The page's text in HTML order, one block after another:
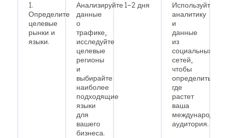
1.
Определите
целевые
рынки и
языки.
Анализируйте
данные
о
трафике,
исследуйте
целевые
регионы
и
выбирайте
наиболее
подходящие
языки
для
вашего
бизнеса.
1–2 дня
Используйте
аналитику
и
данные
из
социальных
сетей,
чтобы
определить,
где
растет
ваша
международная
аудитория.